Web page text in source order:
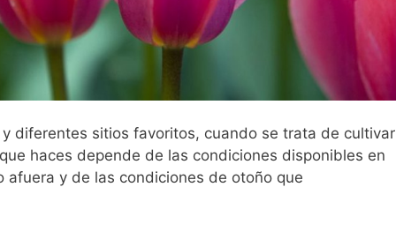
diferentes sitios favoritos, cuando se trata de cultivar
haces depende de las condiciones disponibles en
afuera y de las condiciones de otoño que